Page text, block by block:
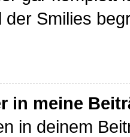
der Smilies
in meine
in deinem